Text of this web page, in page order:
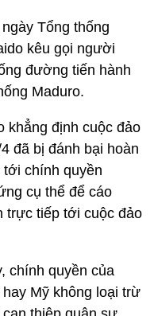
Tổng thống
kêu gọi người
đường tiến hành
Maduro.
khẳng định cuộc đảo
đã bị đánh bại hoàn
chính quyền
cụ thể để cáo
trực tiếp tới cuộc đảo
chính quyền của
Mỹ không loại trừ